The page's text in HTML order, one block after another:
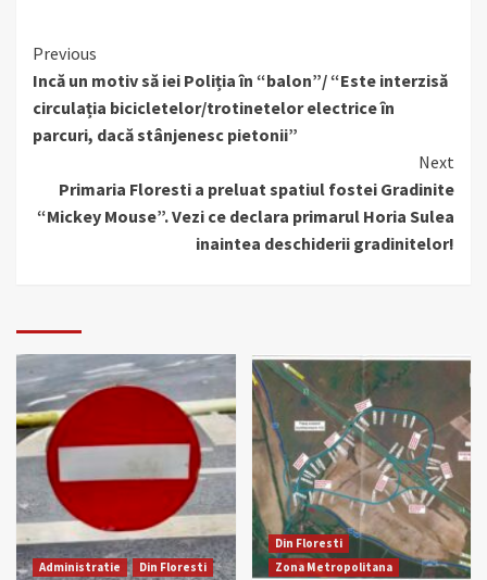
Continue
Reading
Previous
Incă un motiv să iei Poliția în “balon”/ “Este interzisă
circulația bicicletelor/trotinetelor electrice în
parcuri, dacă stânjenesc pietonii”
Next
Primaria Floresti a preluat spatiul fostei Gradinite
“Mickey Mouse”. Vezi ce declara primarul Horia Sulea
inaintea deschiderii gradinitelor!
Administratie Din Floresti
Din Floresti
Zona Metropolitana